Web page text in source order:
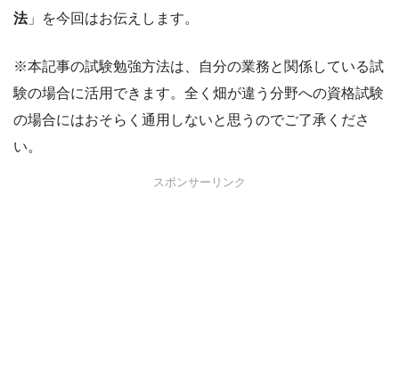
法」を今回はお伝えします。
※本記事の試験勉強方法は、自分の業務と関係している試
験の場合に活用できます。全く畑が違う分野への資格試験
の場合にはおそらく通用しないと思うのでご了承くださ
い。
スポンサーリンク